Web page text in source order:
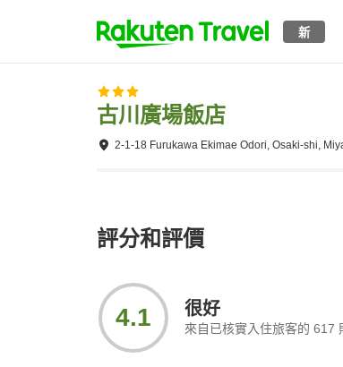
新
古川廣場飯店
2-1-18 Furukawa Ekimae Odori, Osaki-shi,
評分和評價
4.1 很好
來自已核實入住旅客的 617